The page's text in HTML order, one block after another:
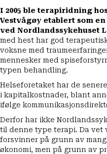
I 2005 ble terapiridning
Vestvågøy etablert som
ved Nordlandssykehuset
med hest har god
voksne med
mennesker med
typen behandling.
Helseforetaket har de
i kapitalkostnader, blant
ifølge
Derfor har ikke
til denne type terapi. Da
forsvinner på grunn av
økonomi, men på grunn av